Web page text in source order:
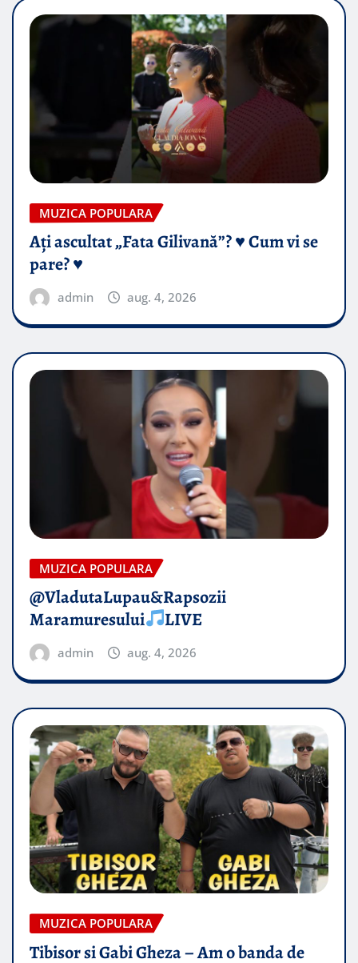
MUZICA POPULARA
Ați ascultat „Fata Gilivană”? ♥️ Cum vi se
pare? ♥️
admin aug. 4, 2026
MUZICA POPULARA
@VladutaLupau&Rapsozii
Maramuresului
LIVE
admin aug. 4, 2026
MUZICA POPULARA
Tibisor si Gabi Gheza – Am o banda de